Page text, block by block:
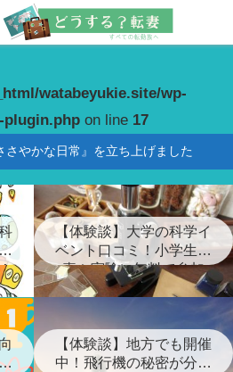
find constant
watabeyukie.site/wp-
plugin.php on line 17
さやかな日常』を立ち上げました
【体験談】大学の科学イ
ベント口コミ！小学生が
喜ぶ実験に無料で参加
【体験談】地方でも開催
中！飛行機の秘密が分か